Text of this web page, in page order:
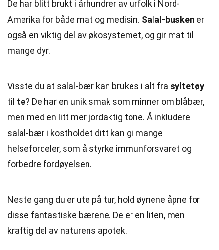
De har blitt brukt i århundrer av urfolk i Nord-
Amerika for både mat og medisin. Salal-busken er
også en viktig del av økosystemet, og gir mat til
mange dyr.
Visste du at salal-bær kan brukes i alt fra syltetøy
til te? De har en unik smak som minner om blåbær,
men med en litt mer jordaktig tone. Å inkludere
salal-bær i kostholdet ditt kan gi mange
helsefordeler, som å styrke immunforsvaret og
forbedre fordøyelsen.
Neste gang du er ute på tur, hold øynene åpne for
disse fantastiske bærene. De er en liten, men
kraftig del av naturens apotek.